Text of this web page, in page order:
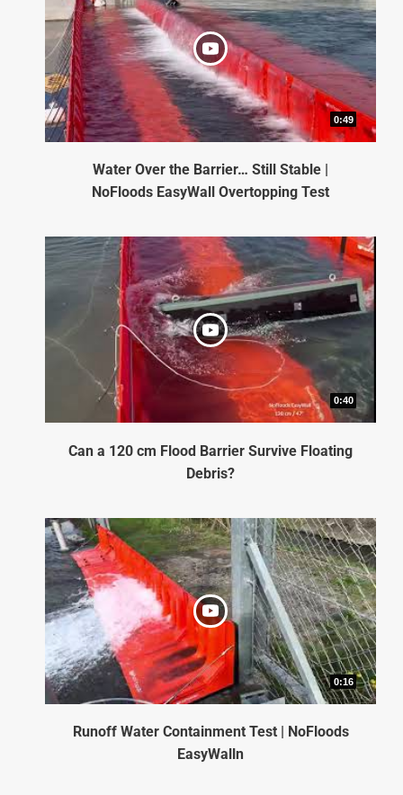
0:49
Water Over the Barrier… Still Stable |
NoFloods EasyWall Overtopping Test
0:40
Can a 120 cm Flood Barrier Survive Floating
Debris?
0:16
Runoff Water Containment Test | NoFloods
EasyWalln